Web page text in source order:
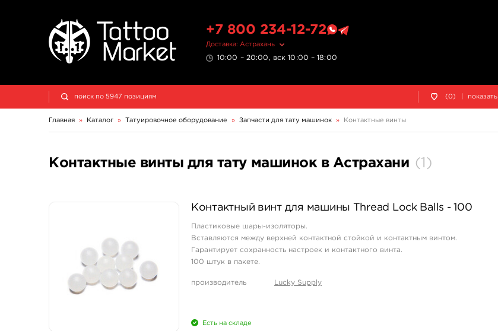
+7 800 234-12-72
Доставка: Астрахань
10:00 – 20:00, вск 10:00 – 18:00
(0) показать
Главная » Каталог » Татуировочное оборудование » Запчасти для тату машинок » Контактные винты
Контактные винты для тату машинок в Астрахани (1 )
Контактный винт для машины Thread Lock Balls - 100
Пластиковые шары-изоляторы.
Вставляются между верхней контактной стойкой и контактным винтом.
Гарантирует сохранность настроек и контактного винта.
100 штук в пакете.
производитель Lucky Supply
Есть на складе